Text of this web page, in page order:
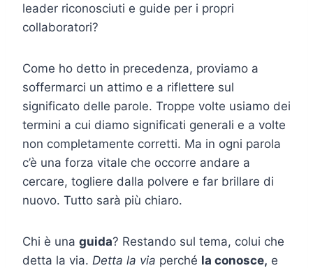
leader riconosciuti e guide per i propri
collaboratori?
Come ho detto in precedenza, proviamo a
soffermarci un attimo e a riflettere sul
significato delle parole. Troppe volte usiamo dei
termini a cui diamo significati generali e a volte
non completamente corretti. Ma in ogni parola
c’è una forza vitale che occorre andare a
cercare, togliere dalla polvere e far brillare di
nuovo. Tutto sarà più chiaro.
Chi è una guida? Restando sul tema, colui che
detta la via. Detta la via perché la conosce, e